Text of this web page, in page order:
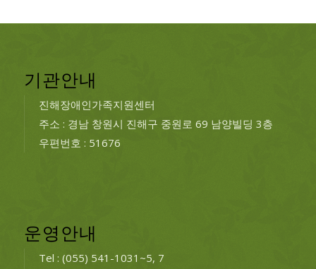
기관안내
진해장애인가족지원센터
주소 : 경남 창원시 진해구 중원로 69 남양빌딩 3층
우편번호 : 51676
운영안내
Tel : (055) 541-1031~5, 7